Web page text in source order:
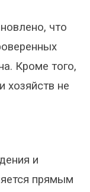
что
Кроме того,
хозяйств не
и
прямым